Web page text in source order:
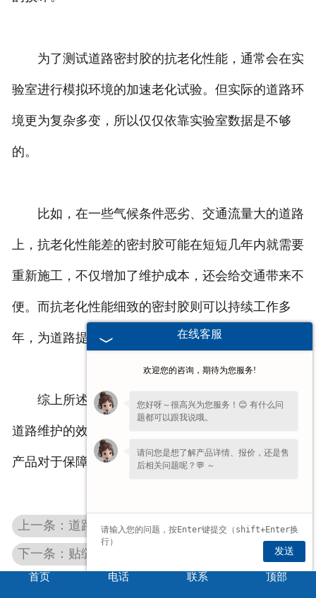
为了测试道路密封胶的抗老化性能，通常会在实
验室进行模拟环境的加速老化试验。但实际的道路环
境更为复杂多变，所以仅仅依靠实验室数据是不够
的。
比如，在一些气候条件恶劣、交通流量大的道路
上，抗老化性能差的密封胶可能在短短几年内就需要
重新施工，不仅增加了维护成本，还会给交通带来不
便。而抗老化性能细致的密封胶则可以持续工作多
年，为道路提供可靠的保护。
综上所述，道路密封胶的抗老化性能直接关系到
道路维护的效果和成本，选择具有良好抗老化性能的
产品对于保障道路的长期稳定运行至关重要。
上一条：道路密封胶在寒冷地区的使用效果如何？
下一条：贴缝带：小材料，大作用——修补裂缝的推荐
首页 电话 联系 顶部
在线客服
欢迎您的咨询，期待为您服务!
您好呀～很高兴为您服务！😊 有什么问
题都可以跟我说哦。
请问您是想了解产品详情、报价，还是售
后相关问题呢？💬 ～
发送